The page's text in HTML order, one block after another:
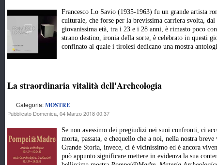
Francesco Lo Savio (1935-1963) fu un grande artista
culturale, che forse per la brevissima carriera svolta,
giovanissima età, tra i 23 e i 28 anni, è rimasto poco
strano destino, ironia della sorte, è celebrato in questi
confinato al quale i tirolesi dedicano una mostra
La straordinaria vitalità dell'Archeologia
Categoria:MOSTRE
Pubblicato Domenica, 04 Marzo 2018 00:37
Se non avessimo dei pregiudizi nei suoi confronti, ci
morta, passata, e chequello che a noi, nella nostra
Grande Storia, invece, ci è vicinissimo ed è ancora
può appunto significare mettere in evidenza la sua